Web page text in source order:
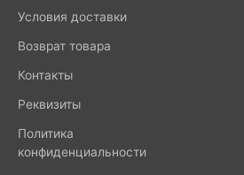
Условия доставки
Возврат товара
Контакты
Реквизиты
Политика
конфиденциальности